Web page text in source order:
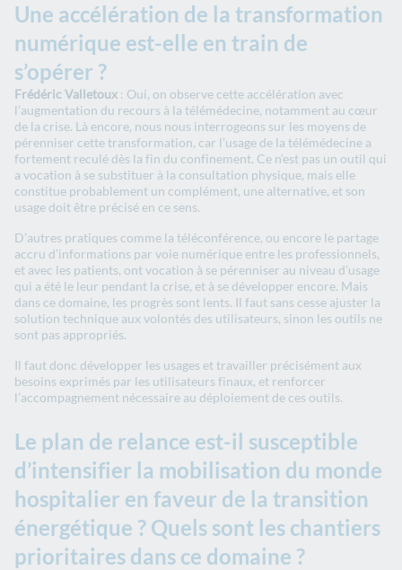
Une accélération de la transformation
numérique est-elle en train de
s’opérer ?
Frédéric Valletoux : Oui, on observe cette accélération avec
l’augmentation du recours à la télémédecine, notamment au cœur
de la crise. Là encore, nous nous interrogeons sur les moyens de
pérenniser cette transformation, car l’usage de la télémédecine a
fortement reculé dès la fin du confinement. Ce n’est pas un outil qui
a vocation à se substituer à la consultation physique, mais elle
constitue probablement un complément, une alternative, et son
usage doit être précisé en ce sens.
D’autres pratiques comme la téléconférence, ou encore le partage
accru d’informations par voie numérique entre les professionnels,
et avec les patients, ont vocation à se pérenniser au niveau d’usage
qui a été le leur pendant la crise, et à se développer encore. Mais
dans ce domaine, les progrès sont lents. Il faut sans cesse ajuster la
solution technique aux volontés des utilisateurs, sinon les outils ne
sont pas appropriés.
Il faut donc développer les usages et travailler précisément aux
besoins exprimés par les utilisateurs finaux, et renforcer
l’accompagnement nécessaire au déploiement de ces outils.
Le plan de relance est-il susceptible
d’intensifier la mobilisation du monde
hospitalier en faveur de la transition
énergétique ? Quels sont les chantiers
prioritaires dans ce domaine ?